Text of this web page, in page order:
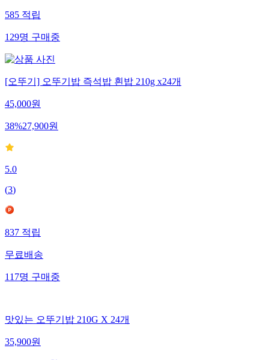
585적립
129명구매중
[오뚜기] 오뚜기밥 즉석밥 흰밥 210g x24개
45,000원
38%27,900원
5.0
(3)
837적립
무료배송
117명구매중
맛있는 오뚜기밥 210G X 24개
35,900원